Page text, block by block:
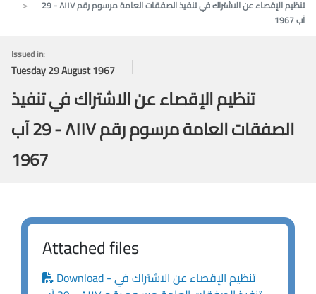
تنظيم الإقصاء عن الاشتراك في تنفيذ الصفقات العامة مرسوم رقم ٨١١٧ - 29
آب 1967
Issued in:
Tuesday 29 August 1967
تنظيم الإقصاء عن الاشتراك في تنفيذ
الصفقات العامة مرسوم رقم ٨١١٧ - 29 آب
1967
Attached files
Download - تنظيم الإقصاء عن الاشتراك في